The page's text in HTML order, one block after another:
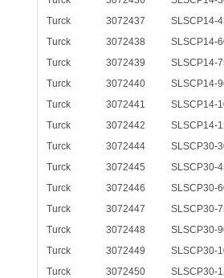
Turck
3072437
SLSCP14-
Turck
3072438
SLSCP14-
Turck
3072439
SLSCP14-
Turck
3072440
SLSCP14-
Turck
3072441
SLSCP14-
Turck
3072442
SLSCP14-
Turck
3072444
SLSCP30-
Turck
3072445
SLSCP30-
Turck
3072446
SLSCP30-
Turck
3072447
SLSCP30-
Turck
3072448
SLSCP30-
Turck
3072449
SLSCP30-
Turck
3072450
SLSCP30-